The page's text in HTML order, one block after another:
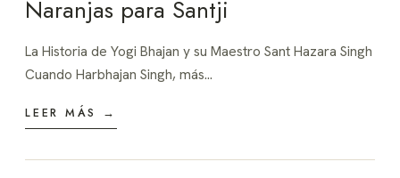
Naranjas para Santji
La Historia de Yogi Bhajan y su Maestro Sant Hazara Singh
Cuando Harbhajan Singh, más…
LEER MÁS →